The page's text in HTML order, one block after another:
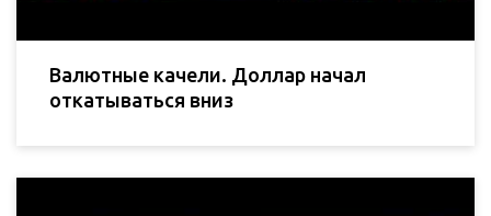
Валютные качели. Доллар начал
откатываться вниз